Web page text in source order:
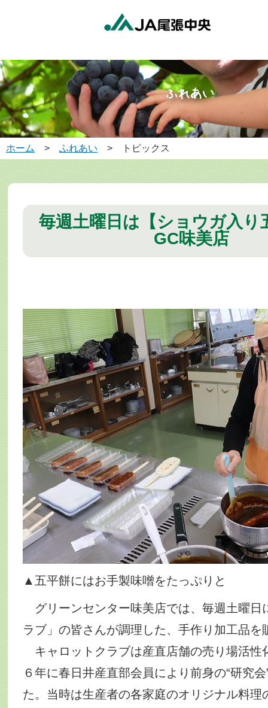
ホーム > ふれあい > トピックス
毎週土曜日は【ショウガ入
GC味美店
▲五平餅にはお手製味噌をたっぷりと
グリーンセンター味美店では、毎週土曜日
ラブ」の皆さんが調理した、手作り加工品を
キャロットクラブは産直店舗の売り場活性
６年に春日井産直部会員により前身の“研究
た。当時は生産者の各家庭のオリジナル料理